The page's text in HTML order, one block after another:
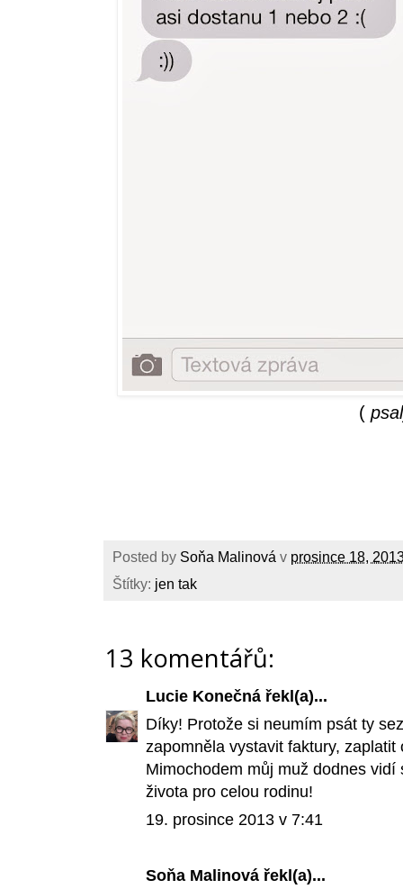
(
Posted by Soňa Malinová v prosince 18,
Štítky: jen tak
13 komentářů:
Lucie Konečná řekl(a)...
Díky! Protože si neumím psát ty
zapomněla vystavit faktury,
Mimochodem můj muž dodnes
života pro celou rodinu!
19. prosince 2013 v 7:41
Soňa Malinová řekl(a)...